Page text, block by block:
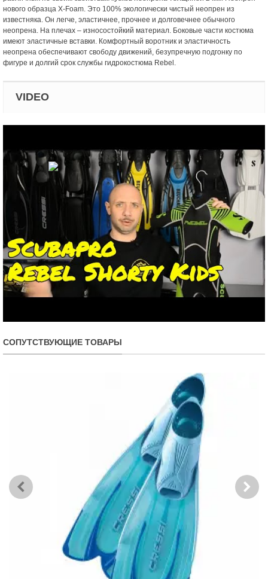
нового образца X-Foam. Это 100% экологически чистый неопрен из
известняка. Он легче, эластичнее, прочнее и долговечнее обычного
неопрена. На плечах – износостойкий материал. Боковые части костюма
имеют эластичные вставки. Комфортный воротник и эластичность
неопрена обеспечивают свободу движений, безупречную подгонку по
фигуре и долгий срок службы гидрокостюма Rebel.
VIDEO
СОПУТСТВУЮЩИЕ ТОВАРЫ